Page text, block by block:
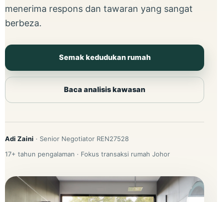
menerima respons dan tawaran yang sangat
berbeza.
Semak kedudukan rumah
Baca analisis kawasan
Adi Zaini · Senior Negotiator REN27528
17+ tahun pengalaman · Fokus transaksi rumah Johor